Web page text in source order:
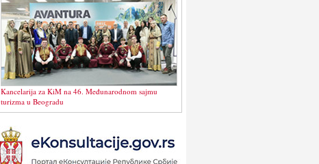
Kancelarija za KiM na 46. Međunarodnom sajmu
turizma u Beogradu